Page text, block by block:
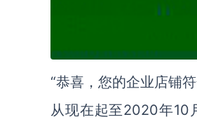
“恭喜，您的企业店铺
从现在起至2020年10